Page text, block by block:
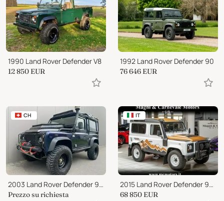
1990 Land Rover Defender V8
12 850 EUR
1992 Land Rover Defender 90
76 646 EUR
CH
2003 Land Rover Defender 90 TD5
Prezzo su richiesta
IT
2015 Land Rover Defender 90 EXPEDITION
68 850 EUR